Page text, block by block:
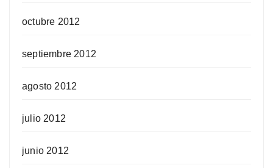
octubre 2012
septiembre 2012
agosto 2012
julio 2012
junio 2012